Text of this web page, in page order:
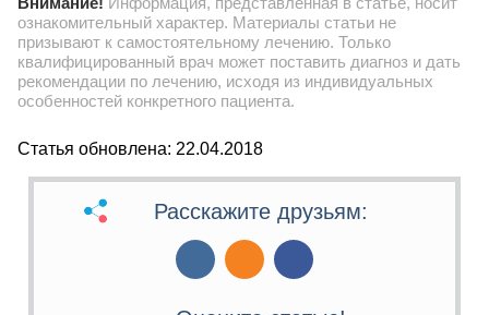
ознакомительный характер. Материалы статьи не
призывают к самостоятельному лечению. Только
квалифицированный врач может поставить диагноз и дать
рекомендации по лечению, исходя из индивидуальных
особенностей конкретного пациента.
Статья обновлена: 22.04.2018
Расскажите друзьям: